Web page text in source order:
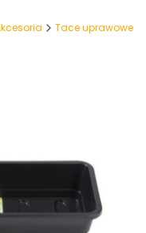
Tace uprawowe